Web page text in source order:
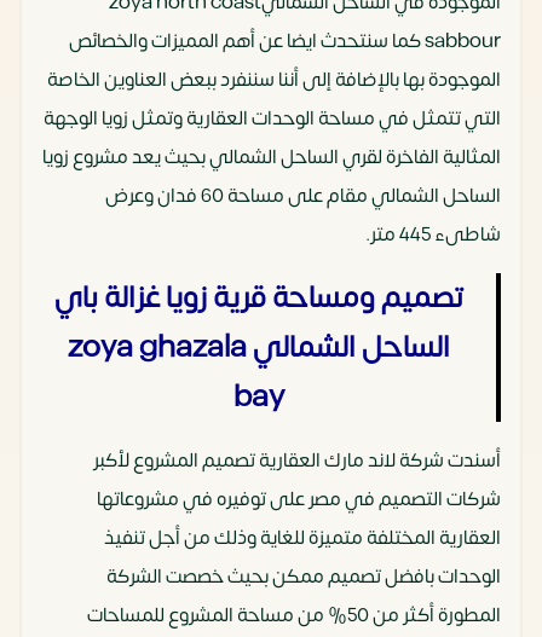
sabbour كما سنتحدث ايضا عن أهم المميزات والخصائص
الموجودة بها بالإضافة إلى أننا سننفرد ببعض العناوين الخاصة
التي تتمثل في مساحة الوحدات العقارية وتمثل زويا الوجهة
المثالية الفاخرة لقري الساحل الشمالي بحيث يعد مشروع زويا
الساحل الشمالي مقام على مساحة 60 فدان وعرض
شاطىء 445 متر.
تصميم ومساحة قرية زويا غزالة باي
الساحل الشمالي zoya ghazala
bay
أسندت شركة لاند مارك العقارية تصميم المشروع لأكبر
شركات التصميم في مصر على توفيره في مشروعاتها
العقارية المختلفة متميزة للغاية وذلك من أجل تنفيذ
الوحدات بافضل تصميم ممكن بحيث خصصت الشركة
المطورة أكثر من 50% من مساحة المشروع للمساحات